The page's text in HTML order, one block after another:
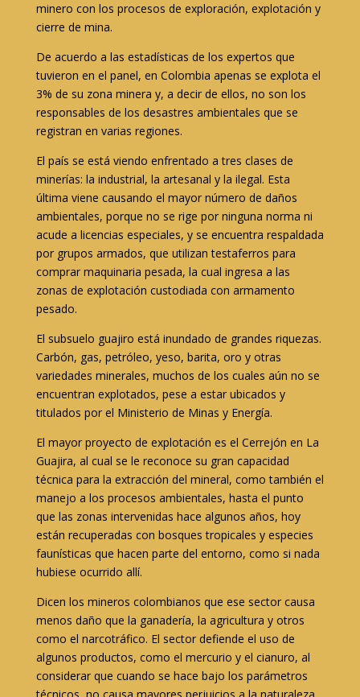
minero con los procesos de exploración, explotación y
cierre de mina.
De acuerdo a las estadísticas de los expertos que
tuvieron en el panel, en Colombia apenas se explota el
3% de su zona minera y, a decir de ellos, no son los
responsables de los desastres ambientales que se
registran en varias regiones.
El país se está viendo enfrentado a tres clases de
minerías: la industrial, la artesanal y la ilegal. Esta
última viene causando el mayor número de daños
ambientales, porque no se rige por ninguna norma ni
acude a licencias especiales, y se encuentra respaldada
por grupos armados, que utilizan testaferros para
comprar maquinaria pesada, la cual ingresa a las
zonas de explotación custodiada con armamento
pesado.
El subsuelo guajiro está inundado de grandes riquezas.
Carbón, gas, petróleo, yeso, barita, oro y otras
variedades minerales, muchos de los cuales aún no se
encuentran explotados, pese a estar ubicados y
titulados por el Ministerio de Minas y Energía.
El mayor proyecto de explotación es el Cerrejón en La
Guajira, al cual se le reconoce su gran capacidad
técnica para la extracción del mineral, como también el
manejo a los procesos ambientales, hasta el punto
que las zonas intervenidas hace algunos años, hoy
están recuperadas con bosques tropicales y especies
faunísticas que hacen parte del entorno, como si nada
hubiese ocurrido allí.
Dicen los mineros colombianos que ese sector causa
menos daño que la ganadería, la agricultura y otros
como el narcotráfico. El sector defiende el uso de
algunos productos, como el mercurio y el cianuro, al
considerar que cuando se hace bajo los parámetros